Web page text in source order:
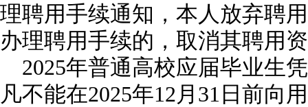
理聘用手续通知，本人放弃聘
办理聘用手续的，取消其聘用
2025年普通高校应届毕业生
凡不能在2025年12月31日前向